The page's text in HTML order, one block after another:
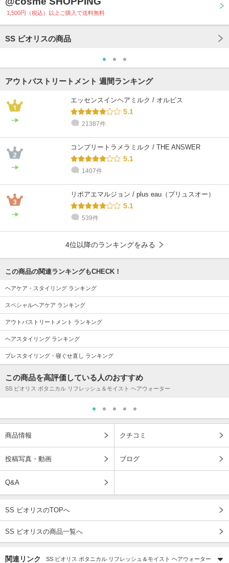
1,500円（税込）以上ご購入で送料無料
SS ビオリスの商品
アウトバストリートメント 週間ランキング
エッセンスインヘアミルク / オルビス
5.1
21387件
コンプリートラメラミルク / THE ANSWER
5.1
1407件
リポアエマルジョン / plus eau（プリュスオー）
5.1
539件
4位以降のランキングをみる
この商品の関連ランキングもCHECK！
ヘアケア・スタイリング ランキング
スペシャルヘアケア ランキング
アウトバストリートメント ランキング
ヘアスタイリング ランキング
プレスタイリング・寝ぐせ直し ランキング
この商品を高評価している人のおすすめ
SS ビオリス ボタニカル リフレッシュ＆モイスト ヘアウォーター
商品情報 クチコミ
投稿写真・動画 ブログ
Q&A
SS ビオリスのTOPへ
SS ビオリスの商品一覧へ
関連リンク SS ビオリス ボタニカル リフレッシュ＆モイスト ヘアウォーター